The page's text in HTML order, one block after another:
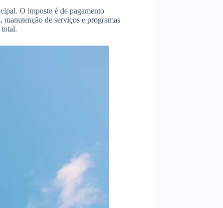
O imposto é de pagamento
manutenção de serviços e programas